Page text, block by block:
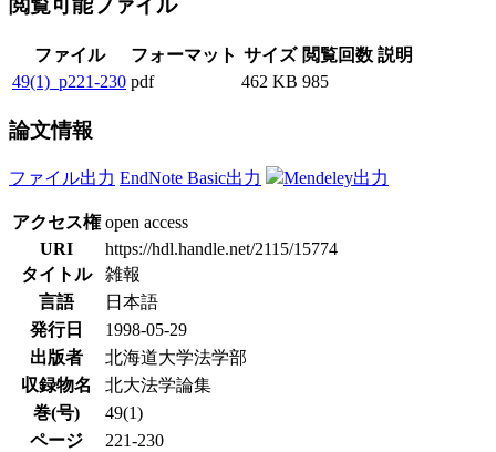
閲覧可能ファイル
ファイル フォーマット サイズ 閲覧回数 説明
49(1)_p221-230 pdf 462 KB 985
論文情報
ファイル出力 EndNote Basic出力 Mendeley出力
アクセス権 open access
URI
https://hdl.handle.net/2115/15774
タイトル
雑報
言語
日本語
発行日
1998-05-29
出版者
北海道大学法学部
収録物名
北大法学論集
巻(号)
49(1)
ページ
221-230